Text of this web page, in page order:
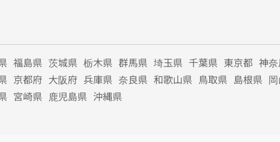
福島県 茨城県 栃木県 群馬県 埼玉県 千葉県 東京都 神
京都府 大阪府 兵庫県 奈良県 和歌山県 鳥取県 島根県
宮崎県 鹿児島県 沖縄県